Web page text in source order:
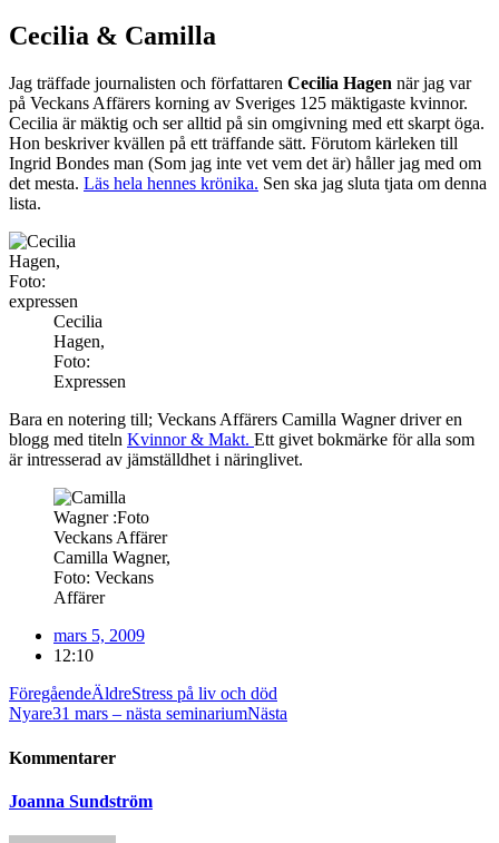
Cecilia & Camilla
Jag träffade journalisten och författaren Cecilia Hagen när jag var
på Veckans Affärers korning av Sveriges 125 mäktigaste kvinnor.
Cecilia är mäktig och ser alltid på sin omgivning med ett skarpt öga.
Hon beskriver kvällen på ett träffande sätt. Förutom kärleken till
Ingrid Bondes man (Som jag inte vet vem det är) håller jag med om
det mesta. Läs hela hennes krönika. Sen ska jag sluta tjata om denna
lista.
Cecilia
Hagen,
Foto:
Expressen
Bara en notering till; Veckans Affärers Camilla Wagner driver en
blogg med titeln Kvinnor & Makt. Ett givet bokmärke för alla som
är intresserad av jämställdhet i näringlivet.
Camilla Wagner,
Foto: Veckans
Affärer
mars 5, 2009
12:10
FöregåendeÄldreStress på liv och död
Nyare31 mars – nästa seminariumNästa
Kommentarer
Joanna Sundström